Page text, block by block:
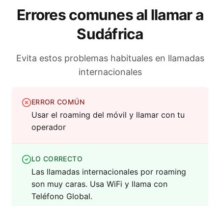
Errores comunes al llamar a
Sudáfrica
Evita estos problemas habituales en llamadas
internacionales
ERROR COMÚN
Usar el roaming del móvil y llamar con tu
operador
LO CORRECTO
Las llamadas internacionales por roaming
son muy caras. Usa WiFi y llama con
Teléfono Global.